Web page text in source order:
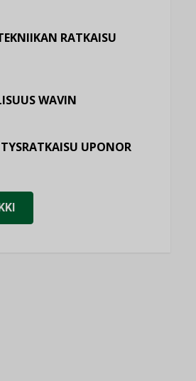
RATKAISU
WAVIN
UPONOR